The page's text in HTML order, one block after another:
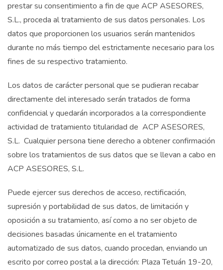
prestar su consentimiento a fin de que ACP ASESORES,
S.L., proceda al tratamiento de sus datos personales. Los
datos que proporcionen los usuarios serán mantenidos
durante no más tiempo del estrictamente necesario para los
fines de su respectivo tratamiento.
Los datos de carácter personal que se pudieran recabar
directamente del interesado serán tratados de forma
confidencial y quedarán incorporados a la correspondiente
actividad de tratamiento titularidad de ACP ASESORES,
S.L. Cualquier persona tiene derecho a obtener confirmación
sobre los tratamientos de sus datos que se llevan a cabo en
ACP ASESORES, S.L.
Puede ejercer sus derechos de acceso, rectificación,
supresión y portabilidad de sus datos, de limitación y
oposición a su tratamiento, así como a no ser objeto de
decisiones basadas únicamente en el tratamiento
automatizado de sus datos, cuando procedan, enviando un
escrito por correo postal a la dirección: Plaza Tetuán 19-20,